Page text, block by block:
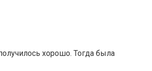
хорошо. Тогда была